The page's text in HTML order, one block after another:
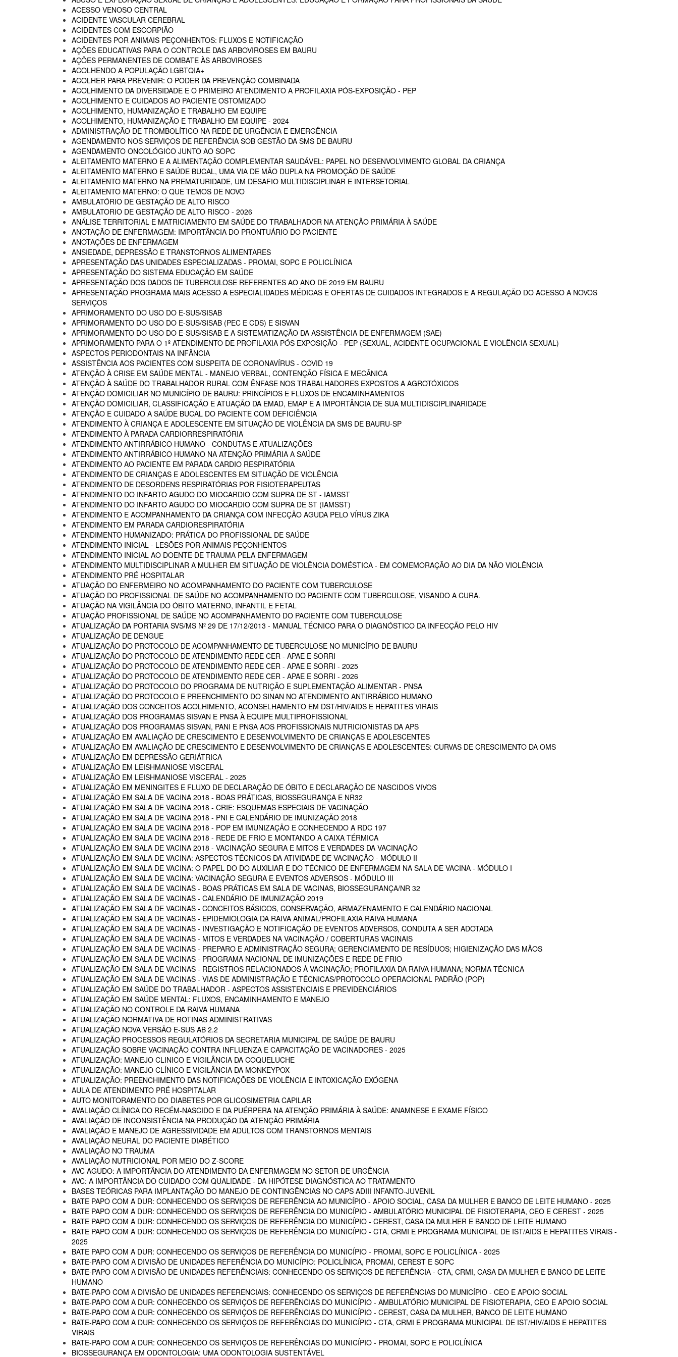
ACESSO VENOSO CENTRAL
ACIDENTE VASCULAR CEREBRAL
ACIDENTES COM ESCORPIÃO
ACIDENTES POR ANIMAIS PEÇONHENTOS: FLUXOS E NOTIFICAÇÃO
AÇÕES EDUCATIVAS PARA O CONTROLE DAS ARBOVIROSES EM BAURU
AÇÕES PERMANENTES DE COMBATE ÀS ARBOVIROSES
ACOLHENDO A POPULAÇÃO LGBTQIA+
ACOLHER PARA PREVENIR: O PODER DA PREVENÇÃO COMBINADA
ACOLHIMENTO DA DIVERSIDADE E O PRIMEIRO ATENDIMENTO A PROFILAXIA PÓS-EXPOSIÇÃO - PEP
ACOLHIMENTO E CUIDADOS AO PACIENTE OSTOMIZADO
ACOLHIMENTO, HUMANIZAÇÃO E TRABALHO EM EQUIPE
ACOLHIMENTO, HUMANIZAÇÃO E TRABALHO EM EQUIPE - 2024
ADMINISTRAÇÃO DE TROMBOLÍTICO NA REDE DE URGÊNCIA E EMERGÊNCIA
AGENDAMENTO NOS SERVIÇOS DE REFERÊNCIA SOB GESTÃO DA SMS DE BAURU
AGENDAMENTO ONCOLÓGICO JUNTO AO SOPC
ALEITAMENTO MATERNO E A ALIMENTAÇÃO COMPLEMENTAR SAUDÁVEL: PAPEL NO DESENVOLVIMENTO GLOBAL DA CRIANÇA
ALEITAMENTO MATERNO E SAÚDE BUCAL, UMA VIA DE MÃO DUPLA NA PROMOÇÃO DE SAÚDE
ALEITAMENTO MATERNO NA PREMATURIDADE, UM DESAFIO MULTIDISCIPLINAR E INTERSETORIAL
ALEITAMENTO MATERNO: O QUE TEMOS DE NOVO
AMBULATÓRIO DE GESTAÇÃO DE ALTO RISCO
AMBULATORIO DE GESTAÇÃO DE ALTO RISCO - 2026
ANÁLISE TERRITORIAL E MATRICIAMENTO EM SAÚDE DO TRABALHADOR NA ATENÇÃO PRIMÁRIA À SAÚDE
ANOTAÇÃO DE ENFERMAGEM: IMPORTÂNCIA DO PRONTUÁRIO DO PACIENTE
ANOTAÇÕES DE ENFERMAGEM
ANSIEDADE, DEPRESSÃO E TRANSTORNOS ALIMENTARES
APRESENTAÇÃO DAS UNIDADES ESPECIALIZADAS - PROMAI, SOPC E POLICLÍNICA
APRESENTAÇÃO DO SISTEMA EDUCAÇÃO EM SAÚDE
APRESENTAÇÃO DOS DADOS DE TUBERCULOSE REFERENTES AO ANO DE 2019 EM BAURU
APRESENTAÇÃO PROGRAMA MAIS ACESSO A ESPECIALIDADES MÉDICAS E OFERTAS DE CUIDADOS INTEGRADOS E A REGULAÇÃO DO ACESSO A NOVOS
SERVIÇOS
APRIMORAMENTO DO USO DO E-SUS/SISAB
APRIMORAMENTO DO USO DO E-SUS/SISAB (PEC E CDS) E SISVAN
APRIMORAMENTO DO USO DO E-SUS/SISAB E A SISTEMATIZAÇÃO DA ASSISTÊNCIA DE ENFERMAGEM (SAE)
APRIMORAMENTO PARA O 1º ATENDIMENTO DE PROFILAXIA PÓS EXPOSIÇÃO - PEP (SEXUAL, ACIDENTE OCUPACIONAL E VIOLÊNCIA SEXUAL)
ASPECTOS PERIODONTAIS NA INFÂNCIA
ASSISTÊNCIA AOS PACIENTES COM SUSPEITA DE CORONAVÍRUS - COVID 19
ATENÇÃO À CRISE EM SAÚDE MENTAL - MANEJO VERBAL, CONTENÇÃO FÍSICA E MECÂNICA
ATENÇÃO À SAÚDE DO TRABALHADOR RURAL COM ÊNFASE NOS TRABALHADORES EXPOSTOS A AGROTÓXICOS
ATENÇÃO DOMICILIAR NO MUNICÍPIO DE BAURU: PRINCÍPIOS E FLUXOS DE ENCAMINHAMENTOS
ATENÇÃO DOMICILIAR, CLASSIFICAÇÃO E ATUAÇÃO DA EMAD, EMAP E A IMPORTÂNCIA DE SUA MULTIDISCIPLINARIDADE
ATENÇÃO E CUIDADO A SAÚDE BUCAL DO PACIENTE COM DEFICIÊNCIA
ATENDIMENTO À CRIANÇA E ADOLESCENTE EM SITUAÇÃO DE VIOLÊNCIA DA SMS DE BAURU-SP
ATENDIMENTO À PARADA CARDIORRESPIRATÓRIA
ATENDIMENTO ANTIRRÁBICO HUMANO - CONDUTAS E ATUALIZAÇÕES
ATENDIMENTO ANTIRRÁBICO HUMANO NA ATENÇÃO PRIMÁRIA A SAÚDE
ATENDIMENTO AO PACIENTE EM PARADA CARDIO RESPIRATÓRIA
ATENDIMENTO DE CRIANÇAS E ADOLESCENTES EM SITUAÇÃO DE VIOLÊNCIA
ATENDIMENTO DE DESORDENS RESPIRATÓRIAS POR FISIOTERAPEUTAS
ATENDIMENTO DO INFARTO AGUDO DO MIOCARDIO COM SUPRA DE ST - IAMSST
ATENDIMENTO DO INFARTO AGUDO DO MIOCARDIO COM SUPRA DE ST (IAMSST)
ATENDIMENTO E ACOMPANHAMENTO DA CRIANÇA COM INFECÇÃO AGUDA PELO VÍRUS ZIKA
ATENDIMENTO EM PARADA CARDIORESPIRATÓRIA
ATENDIMENTO HUMANIZADO: PRÁTICA DO PROFISSIONAL DE SAÚDE
ATENDIMENTO INICIAL - LESÕES POR ANIMAIS PEÇONHENTOS
ATENDIMENTO INICIAL AO DOENTE DE TRAUMA PELA ENFERMAGEM
ATENDIMENTO MULTIDISCIPLINAR A MULHER EM SITUAÇÃO DE VIOLÊNCIA DOMÉSTICA - EM COMEMORAÇÃO AO DIA DA NÃO VIOLÊNCIA
ATENDIMENTO PRÉ HOSPITALAR
ATUAÇÃO DO ENFERMEIRO NO ACOMPANHAMENTO DO PACIENTE COM TUBERCULOSE
ATUAÇÃO DO PROFISSIONAL DE SAÚDE NO ACOMPANHAMENTO DO PACIENTE COM TUBERCULOSE, VISANDO A CURA.
ATUAÇÃO NA VIGILÂNCIA DO ÓBITO MATERNO, INFANTIL E FETAL
ATUAÇÃO PROFISSIONAL DE SAÚDE NO ACOMPANHAMENTO DO PACIENTE COM TUBERCULOSE
ATUALIZAÇÃO DA PORTARIA SVS/MS Nº 29 DE 17/12/2013 - MANUAL TÉCNICO PARA O DIAGNÓSTICO DA INFECÇÃO PELO HIV
ATUALIZAÇÃO DE DENGUE
ATUALIZAÇÃO DO PROTOCOLO DE ACOMPANHAMENTO DE TUBERCULOSE NO MUNICÍPIO DE BAURU
ATUALIZAÇÃO DO PROTOCOLO DE ATENDIMENTO REDE CER - APAE E SORRI
ATUALIZAÇÃO DO PROTOCOLO DE ATENDIMENTO REDE CER - APAE E SORRI - 2025
ATUALIZAÇÃO DO PROTOCOLO DE ATENDIMENTO REDE CER - APAE E SORRI - 2026
ATUALIZAÇÃO DO PROTOCOLO DO PROGRAMA DE NUTRIÇÃO E SUPLEMENTAÇÃO ALIMENTAR - PNSA
ATUALIZAÇÃO DO PROTOCOLO E PREENCHIMENTO DO SINAN NO ATENDIMENTO ANTIRRÁBICO HUMANO
ATUALIZAÇÃO DOS CONCEITOS ACOLHIMENTO, ACONSELHAMENTO EM DST/HIV/AIDS E HEPATITES VIRAIS
ATUALIZAÇÃO DOS PROGRAMAS SISVAN E PNSA À EQUIPE MULTIPROFISSIONAL
ATUALIZAÇÃO DOS PROGRAMAS SISVAN, PANI E PNSA AOS PROFISSIONAIS NUTRICIONISTAS DA APS
ATUALIZAÇÃO EM AVALIAÇÃO DE CRESCIMENTO E DESENVOLVIMENTO DE CRIANÇAS E ADOLESCENTES
ATUALIZAÇÃO EM AVALIAÇÃO DE CRESCIMENTO E DESENVOLVIMENTO DE CRIANÇAS E ADOLESCENTES: CURVAS DE CRESCIMENTO DA OMS
ATUALIZAÇÃO EM DEPRESSÃO GERIÁTRICA
ATUALIZAÇÃO EM LEISHMANIOSE VISCERAL
ATUALIZAÇÃO EM LEISHMANIOSE VISCERAL - 2025
ATUALIZAÇÃO EM MENINGITES E FLUXO DE DECLARAÇÃO DE ÓBITO E DECLARAÇÃO DE NASCIDOS VIVOS
ATUALIZAÇÃO EM SALA DE VACINA 2018 - BOAS PRÁTICAS, BIOSSEGURANÇA E NR32
ATUALIZAÇÃO EM SALA DE VACINA 2018 - CRIE: ESQUEMAS ESPECIAIS DE VACINAÇÃO
ATUALIZAÇÃO EM SALA DE VACINA 2018 - PNI E CALENDÁRIO DE IMUNIZAÇÃO 2018
ATUALIZAÇÃO EM SALA DE VACINA 2018 - POP EM IMUNIZAÇÃO E CONHECENDO A RDC 197
ATUALIZAÇÃO EM SALA DE VACINA 2018 - REDE DE FRIO E MONTANDO A CAIXA TÉRMICA
ATUALIZAÇÃO EM SALA DE VACINA 2018 - VACINAÇÃO SEGURA E MITOS E VERDADES DA VACINAÇÃO
ATUALIZAÇÃO EM SALA DE VACINA: ASPECTOS TÉCNICOS DA ATIVIDADE DE VACINAÇÃO - MÓDULO II
ATUALIZAÇÃO EM SALA DE VACINA: O PAPEL DO DO AUXILIAR E DO TÉCNICO DE ENFERMAGEM NA SALA DE VACINA - MÓDULO I
ATUALIZAÇÃO EM SALA DE VACINA: VACINAÇÃO SEGURA E EVENTOS ADVERSOS - MÓDULO III
ATUALIZAÇÃO EM SALA DE VACINAS - BOAS PRÁTICAS EM SALA DE VACINAS, BIOSSEGURANÇA/NR 32
ATUALIZAÇÃO EM SALA DE VACINAS - CALENDÁRIO DE IMUNIZAÇÃO 2019
ATUALIZAÇÃO EM SALA DE VACINAS - CONCEITOS BÁSICOS, CONSERVAÇÃO, ARMAZENAMENTO E CALENDÁRIO NACIONAL
ATUALIZAÇÃO EM SALA DE VACINAS - EPIDEMIOLOGIA DA RAIVA ANIMAL/PROFILAXIA RAIVA HUMANA
ATUALIZAÇÃO EM SALA DE VACINAS - INVESTIGAÇÃO E NOTIFICAÇÃO DE EVENTOS ADVERSOS, CONDUTA A SER ADOTADA
ATUALIZAÇÃO EM SALA DE VACINAS - MITOS E VERDADES NA VACINAÇÃO / COBERTURAS VACINAIS
ATUALIZAÇÃO EM SALA DE VACINAS - PREPARO E ADMINISTRAÇÃO SEGURA; GERENCIAMENTO DE RESÍDUOS; HIGIENIZAÇÃO DAS MÃOS
ATUALIZAÇÃO EM SALA DE VACINAS - PROGRAMA NACIONAL DE IMUNIZAÇÕES E REDE DE FRIO
ATUALIZAÇÃO EM SALA DE VACINAS - REGISTROS RELACIONADOS À VACINAÇÃO; PROFILAXIA DA RAIVA HUMANA; NORMA TÉCNICA
ATUALIZAÇÃO EM SALA DE VACINAS - VIAS DE ADMINISTRAÇÃO E TÉCNICAS/PROTOCOLO OPERACIONAL PADRÃO (POP)
ATUALIZAÇÃO EM SAÚDE DO TRABALHADOR - ASPECTOS ASSISTENCIAIS E PREVIDENCIÁRIOS
ATUALIZAÇÃO EM SAÚDE MENTAL: FLUXOS, ENCAMINHAMENTO E MANEJO
ATUALIZAÇÃO NO CONTROLE DA RAIVA HUMANA
ATUALIZAÇÃO NORMATIVA DE ROTINAS ADMINISTRATIVAS
ATUALIZAÇÃO NOVA VERSÃO E-SUS AB 2.2
ATUALIZAÇÃO PROCESSOS REGULATÓRIOS DA SECRETARIA MUNICIPAL DE SAÚDE DE BAURU
ATUALIZAÇÃO SOBRE VACINAÇÃO CONTRA INFLUENZA E CAPACITAÇÃO DE VACINADORES - 2025
ATUALIZAÇÃO: MANEJO CLINICO E VIGILÂNCIA DA COQUELUCHE
ATUALIZAÇÃO: MANEJO CLÍNICO E VIGILÂNCIA DA MONKEYPOX
ATUALIZAÇÃO: PREENCHIMENTO DAS NOTIFICAÇÕES DE VIOLÊNCIA E INTOXICAÇÃO EXÓGENA
AULA DE ATENDIMENTO PRÉ HOSPITALAR
AUTO MONITORAMENTO DO DIABETES POR GLICOSIMETRIA CAPILAR
AVALIAÇÃO CLÍNICA DO RECÉM-NASCIDO E DA PUÉRPERA NA ATENÇÃO PRIMÁRIA À SAÚDE: ANAMNESE E EXAME FÍSICO
AVALIAÇÃO DE INCONSISTÊNCIA NA PRODUÇÃO DA ATENÇÃO PRIMÁRIA
AVALIAÇÃO E MANEJO DE AGRESSIVIDADE EM ADULTOS COM TRANSTORNOS MENTAIS
AVALIAÇÃO NEURAL DO PACIENTE DIABÉTICO
AVALIAÇÃO NO TRAUMA
AVALIAÇÃO NUTRICIONAL POR MEIO DO Z-SCORE
AVC AGUDO: A IMPORTÂNCIA DO ATENDIMENTO DA ENFERMAGEM NO SETOR DE URGÊNCIA
AVC: A IMPORTÂNCIA DO CUIDADO COM QUALIDADE - DA HIPÓTESE DIAGNÓSTICA AO TRATAMENTO
BASES TEÓRICAS PARA IMPLANTAÇÃO DO MANEJO DE CONTINGÊNCIAS NO CAPS ADIII INFANTO-JUVENIL
BATE PAPO COM A DUR: CONHECENDO OS SERVIÇOS DE REFERÊNCIA AO MUNICÍPIO - APOIO SOCIAL, CASA DA MULHER E BANCO DE LEITE HUMANO - 2025
BATE PAPO COM A DUR: CONHECENDO OS SERVIÇOS DE REFERÊNCIA DO MUNICÍPIO - AMBULATÓRIO MUNICIPAL DE FISIOTERAPIA, CEO E CEREST - 2025
BATE PAPO COM A DUR: CONHECENDO OS SERVIÇOS DE REFERÊNCIA DO MUNICÍPIO - CEREST, CASA DA MULHER E BANCO DE LEITE HUMANO
BATE PAPO COM A DUR: CONHECENDO OS SERVIÇOS DE REFERÊNCIA DO MUNICÍPIO - CTA, CRMI E PROGRAMA MUNICIPAL DE IST/AIDS E HEPATITES VIRAIS -
2025
BATE PAPO COM A DUR: CONHECENDO OS SERVIÇOS DE REFERÊNCIA DO MUNICÍPIO - PROMAI, SOPC E POLICLÍNICA - 2025
BATE-PAPO COM A DIVISÃO DE UNIDADES REFERÊNCIA DO MUNICÍPIO: POLICLÍNICA, PROMAI, CEREST E SOPC
BATE-PAPO COM A DIVISÃO DE UNIDADES REFERÊNCIAIS: CONHECENDO OS SERVIÇOS DE REFERÊNCIA - CTA, CRMI, CASA DA MULHER E BANCO DE LEITE
HUMANO
BATE-PAPO COM A DIVISÃO DE UNIDADES REFERENCIAIS: CONHECENDO OS SERVIÇOS DE REFERÊNCIAS DO MUNICÍPIO - CEO E APOIO SOCIAL
BATE-PAPO COM A DUR: CONHECENDO OS SERVIÇOS DE REFERÊNCIAS DO MUNICÍPIO - AMBULATÓRIO MUNICIPAL DE FISIOTERAPIA, CEO E APOIO SOCIAL
BATE-PAPO COM A DUR: CONHECENDO OS SERVIÇOS DE REFERÊNCIAS DO MUNICÍPIO - CEREST, CASA DA MULHER, BANCO DE LEITE HUMANO
BATE-PAPO COM A DUR: CONHECENDO OS SERVIÇOS DE REFERÊNCIAS DO MUNICÍPIO - CTA, CRMI E PROGRAMA MUNICIPAL DE IST/HIV/AIDS E HEPATITES
VIRAIS
BATE-PAPO COM A DUR: CONHECENDO OS SERVIÇOS DE REFERÊNCIAS DO MUNICÍPIO - PROMAI, SOPC E POLICLÍNICA
BIOSSEGURANÇA EM ODONTOLOGIA: UMA ODONTOLOGIA SUSTENTÁVEL